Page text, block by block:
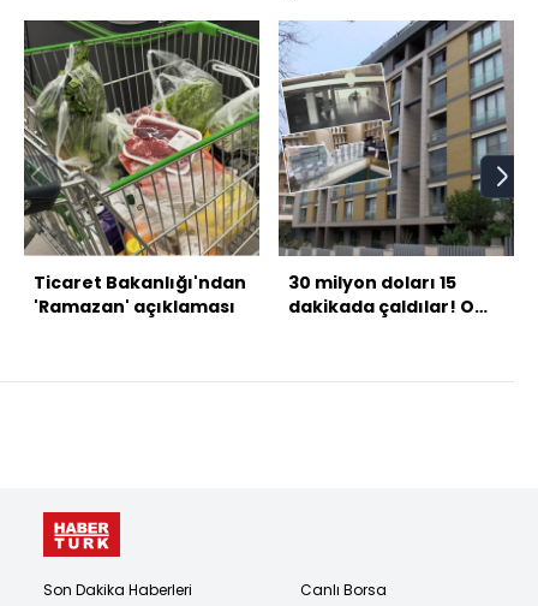
Ticaret Bakanlığı'ndan
'Ramazan' açıklaması
30 milyon doları 15
dakikada çaldılar! O
Son Dakika Haberleri
Canlı Borsa